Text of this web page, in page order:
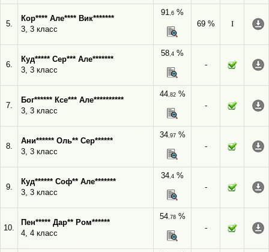
5.
Кор**** Але**** Вик*******
3, 3 класс
91,6 %
69 %
I
6.
Куд***** Сер*** Але*******
3, 3 класс
58,4 %
-
7.
Бог****** Ксе*** Але**********
3, 3 класс
44,82%
-
8.
Ани****** Оль** Сер******
3, 3 класс
34,97%
-
9.
Куд****** Соф** Але*******
3, 3 класс
34,4 %
-
10.
Пен***** Дар** Ром******
4, 4 класс
54,78%
-